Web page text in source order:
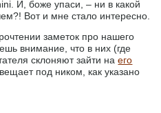
И, боже упаси, – ни в какой
Вот и мне стало интересно.
заметок про нашего
внимание, что в них (где
склоняют зайти наего
под ником, как указано